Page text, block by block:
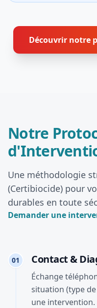
Découvrir notre
Notre
Une méthodologie
(Certibiocide) pour
durables en toute
Demander une
01 Contact &
Échange
situation (type
une intervention.